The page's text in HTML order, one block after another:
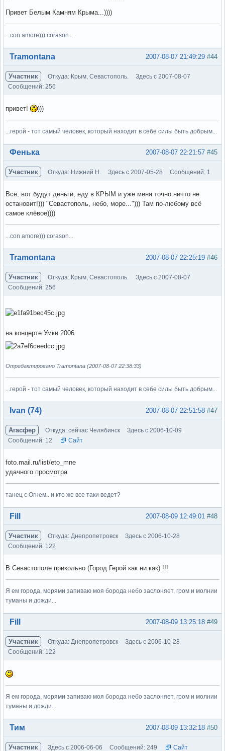
Привет Белым Камням Крыма...))))
...con amore))) corason...
Вне форума #44
2007-08-07 21:49:29
Tramontana
Участник Откуда: Крым, Севастополь.
Здесь с 2007-08-07
Сообщений: 256
привет! )))
...герой - тот самый человек, который находит в себе силы быть добрым...
Вне форума #45
2007-08-07 22:21:57
Фенька
Участник Откуда: Нижний Н. Здесь с 2007-05-28 Сообщений: 1
Всё, вот будут деньги, еду в КРЫМ и уже меня точно ничто не
остановит!))) "Севастополь, небо, море..."))) Там по-любому всё
самое клёвое))))
...con amore))) corason...
Вне форума #46
2007-08-07 22:25:19
Tramontana
Участник Откуда: Крым, Севастополь.
Здесь с 2007-08-07
Сообщений: 256
на концерте Умки 2006
Отредактировано Tramontana (2007-08-07 22:38:33)
...герой - тот самый человек, который находит в себе силы быть добрым...
Вне форума #47
2007-08-07 22:51:58
Ivan (74)
Агасфер Откуда: сейчас Челябинск
Здесь с 2006-10-09
Сообщений: 12
Сайт
foto.mail.ru/list/eto_mne
удачного просмотра
танец с Огнем.. и кто же все таки ведет?
Вне форума #48
2007-08-09 12:49:01
Fill
Участник Откуда: Днепропетровск
Здесь с 2006-10-28
Сообщений: 122
В Севастополе прикольно (Город Герой как ни как) !!!
Я ем города, морями запиваю моя борода небо заслоняет, гром и молнии
туманы и дожди...
Вне форума #49
2007-08-09 13:25:18
Fill
Участник Откуда: Днепропетровск
Здесь с 2006-10-28
Сообщений: 122
Я ем города, морями запиваю моя борода небо заслоняет, гром и молнии
туманы и дожди...
Вне форума #50
2007-08-09 13:32:18
Тим
Участник Здесь с 2006-06-06 Сообщений: 249 Сайт